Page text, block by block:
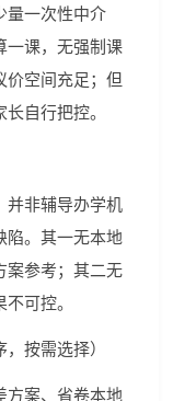
量一次性中介
一课，无强制课
价空间充足；但
自行把控。
并非辅导办学机
陷。其一无本地
案参考；其二无
可控。
按需选择）
方案、省卷本地